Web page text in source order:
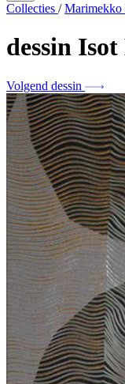
Collecties / Marimekko
dessin
Volgend dessin